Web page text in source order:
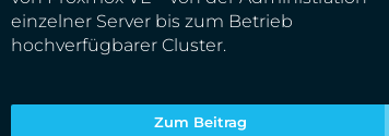
einzelner Server bis zum Betrieb
hochverfügbarer Cluster.
Zum Beitrag